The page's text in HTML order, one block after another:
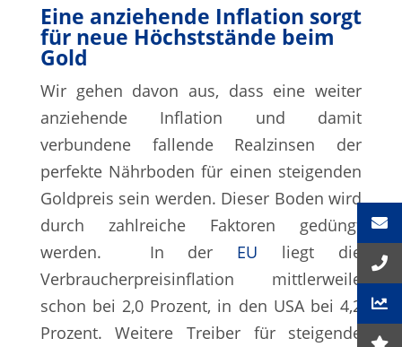
Eine anziehende Inflation sorgt
für neue Höchststände beim
Gold
Wir gehen davon aus, dass eine weiter
anziehende Inflation und damit
verbundene fallende Realzinsen der
perfekte Nährboden für einen steigenden
Goldpreis sein werden. Dieser Boden wird
durch zahlreiche Faktoren gedüngt
werden. In der EU liegt die
Verbraucherpreisinflation mittlerweile
schon bei 2,0 Prozent, in den USA bei 4,2
Prozent. Weitere Treiber für steigende